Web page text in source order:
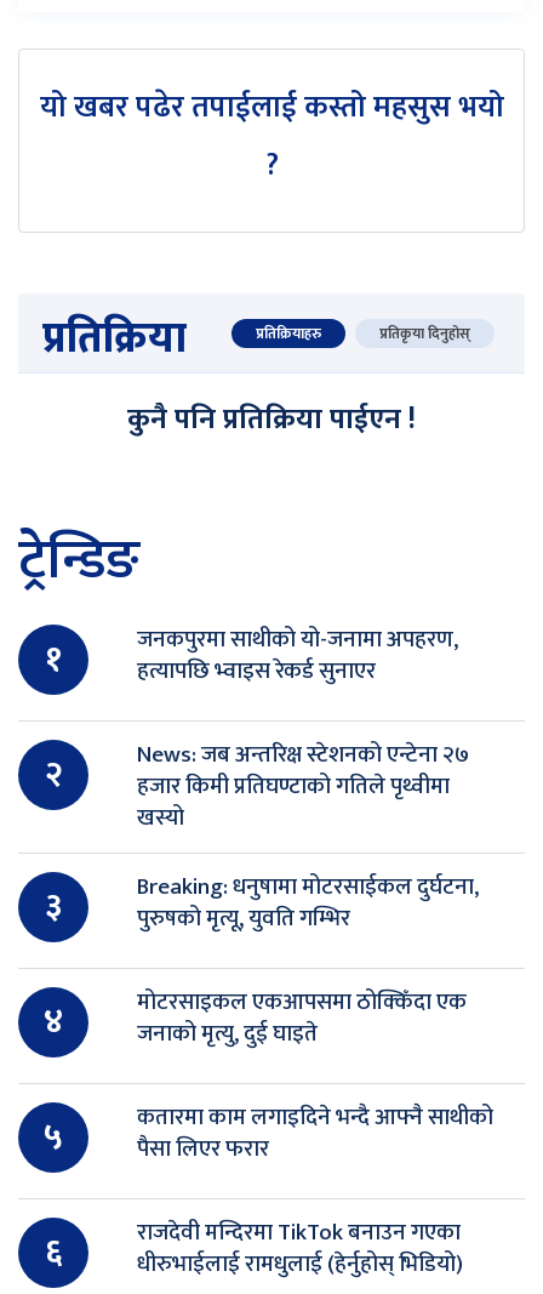
यो खबर पढेर तपाईलाई कस्तो महसुस भयो
?
प्रतिक्रिया प्रतिक्रियाहरु प्रतिकृया दिनुहोस्
कुनै पनि प्रतिक्रिया पाईएन !
ट्रेन्डिङ
१
जनकपुरमा साथीको यो-जनामा अपहरण,
हत्यापछि भ्वाइस रेकर्ड सुनाएर
२
News: जब अन्तरिक्ष स्टेशनको एन्टेना २७
हजार किमी प्रतिघण्टाको गतिले पृथ्वीमा
खस्यो
३
Breaking: धनुषामा मोटरसाईकल दुर्घटना,
पुरुषको मृत्यू, युवति गम्भिर
४
मोटरसाइकल एकआपसमा ठोक्किँदा एक
जनाको मृत्यु, दुई घाइते
५
कतारमा काम लगाइदिने भन्दै आफ्नै साथीको
पैसा लिएर फरार
६
राजदेवी मन्दिरमा TikTok बनाउन गएका
धीरुभाईलाई रामधुलाई (हेर्नुहोस् भिडियो)